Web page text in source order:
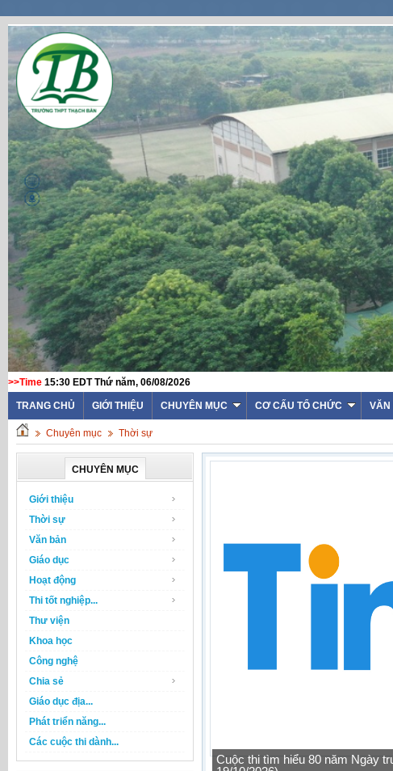
>>Time 15:30 EDT Thứ năm, 06/08/2026
TRANG CHỦ
GIỚI THIỆU CHUYÊN MỤC CƠ CẤU TỔ CHỨC VĂN
Chuyên mục Thời sự
CHUYÊN MỤC
Giới thiệu
Thời sự
Văn bản
Giáo dục
Hoạt động
Thi tốt nghiệp...
Thư viện
Khoa học
Công nghệ
Chia sẻ
Giáo dục địa...
Phát triển năng...
Các cuộc thi dành...
Cuộc thi tìm hiểu 80 năm Ngày